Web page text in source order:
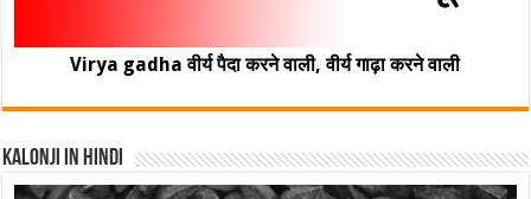
Virya gadha वीर्य पैदा करने वाली, वीर्य गाढ़ा करने वाली
Kalonji In Hindi